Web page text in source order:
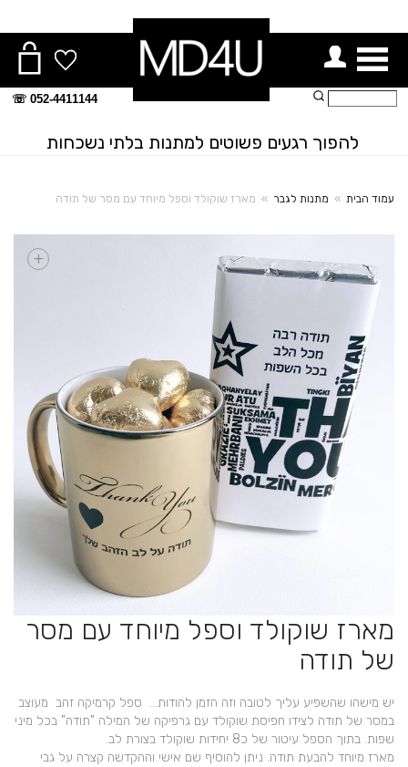
תפריט
052-4411144 ☏
להפוך רגעים פשוטים למתנות בלתי נשכחות
עמוד הבית » מתנות לגבר » מארז שוקולד וספל מיוחד עם מסר של תודה
+
מארז שוקולד וספל מיוחד עם מסר
של תודה
יש מישהו שהשפיע עליך לטובה וזה הזמן להודות… ספל קרמיקה זהב מעוצב
במסר של תודה לצידו חפיסת שוקולד עם גרפיקה של המילה "תודה" בכל מיני
שפות. בתוך הספל עיטור של כ8 יחידות שוקולד בצורת לב.
מארז מיוחד להבעת תודה. ניתן להוסיף שם אישי וההקדשה קצרה על גבי